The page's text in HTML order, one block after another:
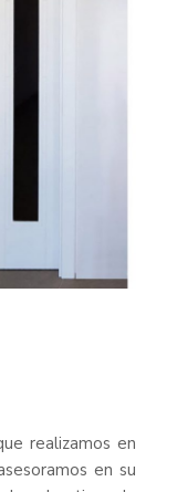
realizamos en
en su